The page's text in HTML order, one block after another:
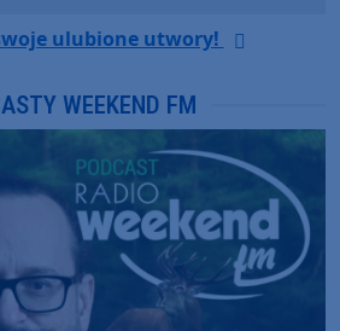
ulubione utwory!
WEEKEND FM